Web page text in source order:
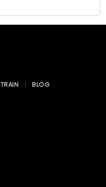
TRAIN BLOG